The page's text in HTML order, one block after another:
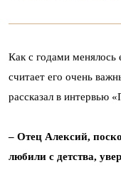
Как с годами
считает его очень
рассказал в интервью
– Отец Алексий,
любили с детства,